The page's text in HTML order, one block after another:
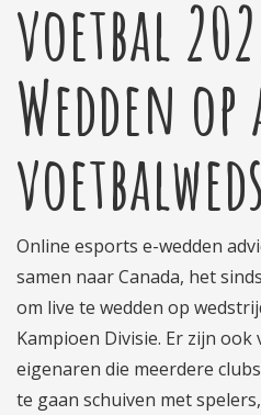
voetbal
Wedden
Online esports e-wedden
samen naar Canada, het
om live te wedden op
Kampioen Divisie. Er zijn ook
eigenaren die meerdere
te gaan schuiven met